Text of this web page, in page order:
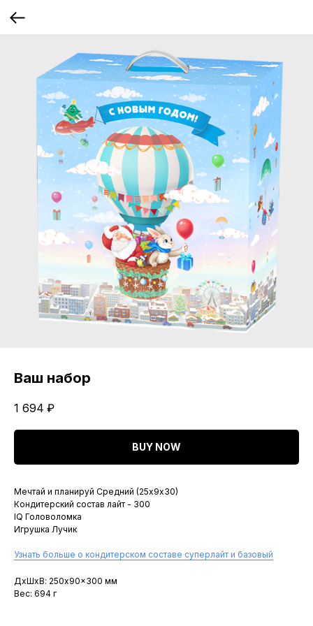
Ваш набор
1 694 ₽
BUY NOW
Мечтай и планируй Средний (25х9х30)
Кондитерский состав лайт - 300
IQ Головоломка
Игрушка Лучик
Узнать больше о кондитерском составе суперлайт и базовый
ДxШxВ: 250x90x300 мм
Вес: 694 г